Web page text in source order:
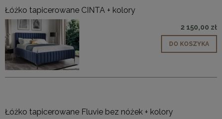
Łóżko tapicerowane CINTA + kolory
2 150,00 zł
DO KOSZYKA
Łóżko tapicerowane Fluvie bez nóżek + kolory